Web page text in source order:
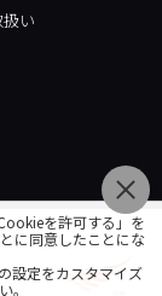
い
を許可する」を
に同意したことにな
設定をカスタマイズ
。